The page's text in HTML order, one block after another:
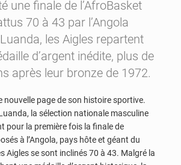
une finale de l’AfroBasket
70 à 43 par l’Angola
les Aigles repartent
d’argent inédite, plus de
après leur bronze de 1972.
nouvelle page de son histoire sportive.
la sélection nationale masculine
pour la première fois la finale de
à l’Angola, pays hôte et géant du
Aigles se sont inclinés 70 à 43. Malgré la